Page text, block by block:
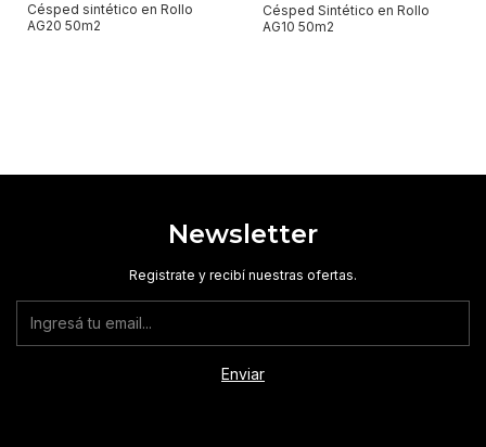
Césped sintético en Rollo
AG20 50m2
Césped Sintético en Rollo
AG10 50m2
Newsletter
Registrate y recibí nuestras ofertas.